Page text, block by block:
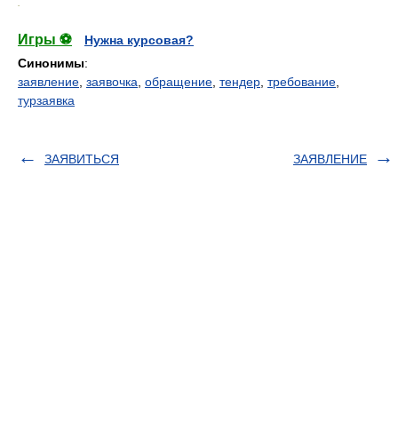
Игры ⚽
Нужна курсовая?
Синонимы:
заявление заявочка обращение тендер требование
турзаявка
ЗАЯВИТЬСЯ ЗАЯВЛЕНИЕ